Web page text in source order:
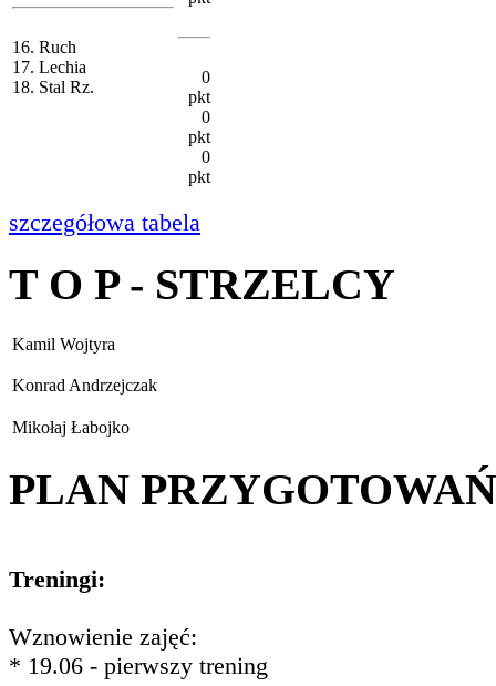
16. Ruch
17. Lechia
18. Stal Rz.
0
pkt
0
pkt
0
pkt
szczegółowa tabela
T O P - STRZELCY
Kamil Wojtyra
Konrad Andrzejczak
Mikołaj Łabojko
PLAN PRZYGOTOWAŃ
Treningi:
Wznowienie zajęć:
* 19.06 - pierwszy trening